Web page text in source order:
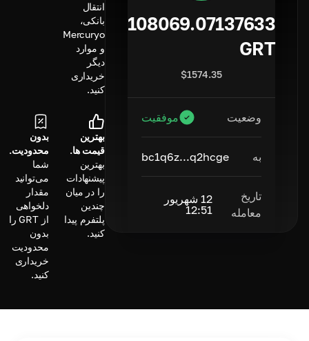
108069.07137633
GRT
$1574.35
وضعیت موفقیت
به bc1q6z...q2hcge
تاریخ
معامله
12 شهریور
12:51
انتقال
بانکی،
Mercuryo
و موارد
دیگر
خریداری
کنید.
بهترین
قیمت ها.
بهترین
پیشنهادات
را در میان
چندین
پلتفرم پیدا
کنید.
بدون
محدودیت.
شما
می‌توانید
مقدار
دلخواهی
از GRT را
بدون
محدودیت
خریداری
کنید.